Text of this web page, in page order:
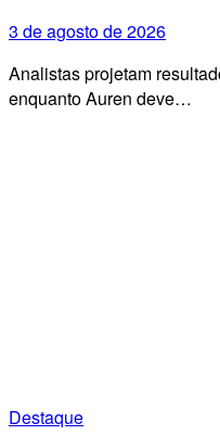
3 de agosto de 2026
Analistas projetam
enquanto Auren deve…
Destaque